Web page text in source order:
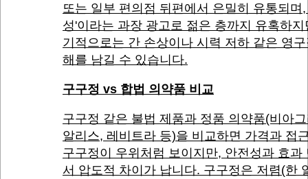
또는 일부 편의점 뒤편에서 은밀히 유통되며
성'이라는 과장 광고로 젊은 층까지 유혹하지
기적으로는 간 손상이나 시력 저하 같은 영
해를 남길 수 있습니다.
구구정 vs 합법 의약품 비교
구구정 같은 불법 제품과 정품 의약품(비아
알리스, 레비트라 등)을 비교하면 가격과 접
구구정이 우위처럼 보이지만, 안전성과 효과
서 압도적 차이가 납니다. 구구정은 저렴(한